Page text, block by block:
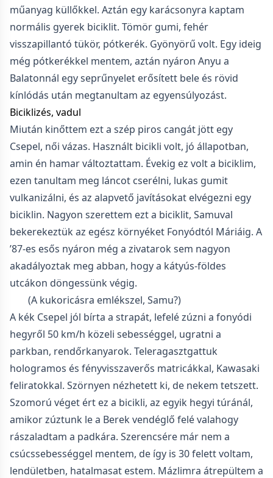
műanyag küllőkkel. Aztán egy karácsonyra kaptam
normális gyerek biciklit. Tömör gumi, fehér
visszapillantó tükör, pótkerék. Gyönyörű volt. Egy ideig
még pótkerékkel mentem, aztán nyáron Anyu a
Balatonnál egy seprűnyelet erősített bele és rövid
kínlódás után megtanultam az egyensúlyozást.
Biciklizés, vadul
Miután kinőttem ezt a szép piros cangát jött egy
Csepel, női vázas. Használt bicikli volt, jó állapotban,
amin én hamar változtattam. Évekig ez volt a biciklim,
ezen tanultam meg láncot cserélni, lukas gumit
vulkanizálni, és az alapvető javításokat elvégezni egy
biciklin. Nagyon szerettem ezt a biciklit, Samuval
bekerekeztük az egész környéket Fonyódtól Máriáig. A
’87-es esős nyáron még a zivatarok sem nagyon
akadályoztak meg abban, hogy a kátyús-földes
utcákon döngessünk végig.
(A kukoricásra emlékszel, Samu?)
A kék Csepel jól bírta a strapát, lefelé zúzni a fonyódi
hegyről 50 km/h közeli sebességgel, ugratni a
parkban, rendőrkanyarok. Teleragasztgattuk
hologramos és fényvisszaverős matricákkal, Kawasaki
feliratokkal. Szörnyen nézhetett ki, de nekem tetszett.
Szomorú véget ért ez a bicikli, az egyik hegyi túránál,
amikor zúztunk le a Berek vendéglő felé valahogy
rászaladtam a padkára. Szerencsére már nem a
csúcssebességgel mentem, de így is 30 felett voltam,
lendületben, hatalmasat estem. Mázlimra átrepültem a